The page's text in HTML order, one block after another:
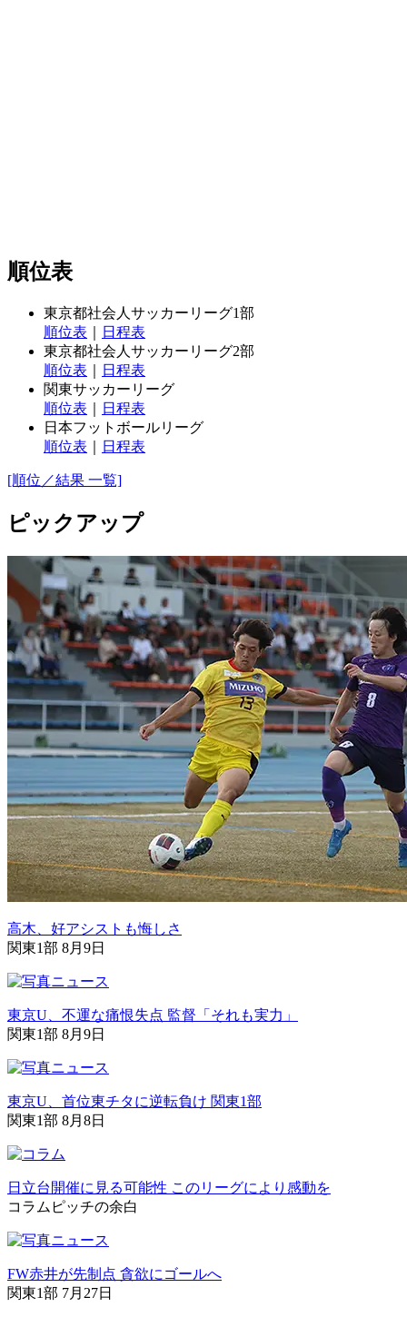
順位表
東京都社会人サッカーリーグ1部
順位表
日程表
東京都社会人サッカーリーグ2部
順位表
日程表
関東サッカーリーグ
順位表
日程表
日本フットボールリーグ
順位表
日程表
[順位／結果 一覧]
ピックアップ
高木、好アシストも悔しさ
関東1部 8月9日
東京U、不運な痛恨失点 監督「それも実力」
関東1部 8月9日
東京U、首位東チタに逆転負け 関東1部
関東1部 8月8日
日立台開催に見る可能性 このリーグにより感動を
コラム ピッチの余白
FW赤井が先制点 貪欲にゴールへ
関東1部 7月27日